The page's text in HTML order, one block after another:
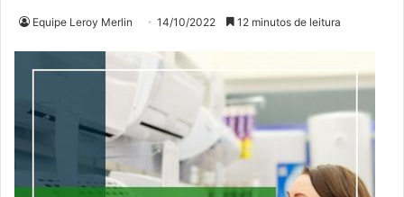
Equipe Leroy Merlin 14/10/2022 12 minutos de leitura